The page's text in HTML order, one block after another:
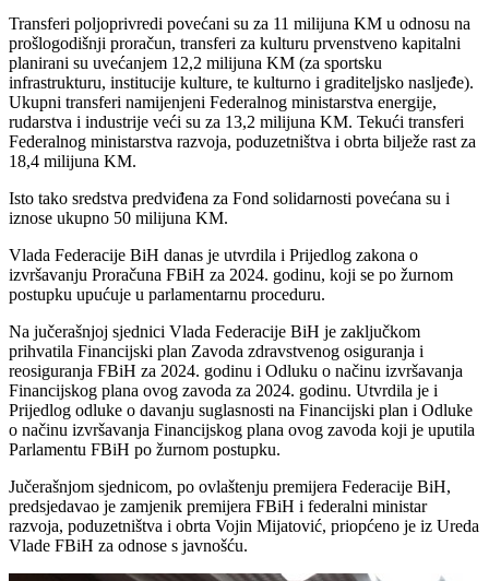
Transferi poljoprivredi povećani su za 11 milijuna KM u odnosu na
prošlogodišnji proračun, transferi za kulturu prvenstveno kapitalni
planirani su uvećanjem 12,2 milijuna KM (za sportsku
infrastrukturu, institucije kulture, te kulturno i graditeljsko nasljeđe).
Ukupni transferi namijenjeni Federalnog ministarstva energije,
rudarstva i industrije veći su za 13,2 milijuna KM. Tekući transferi
Federalnog ministarstva razvoja, poduzetništva i obrta bilježe rast za
18,4 milijuna KM.
Isto tako sredstva predviđena za Fond solidarnosti povećana su i
iznose ukupno 50 milijuna KM.
Vlada Federacije BiH danas je utvrdila i Prijedlog zakona o
izvršavanju Proračuna FBiH za 2024. godinu, koji se po žurnom
postupku upućuje u parlamentarnu proceduru.
Na jučerašnjoj sjednici Vlada Federacije BiH je zaključkom
prihvatila Financijski plan Zavoda zdravstvenog osiguranja i
reosiguranja FBiH za 2024. godinu i Odluku o načinu izvršavanja
Financijskog plana ovog zavoda za 2024. godinu. Utvrdila je i
Prijedlog odluke o davanju suglasnosti na Financijski plan i Odluke
o načinu izvršavanja Financijskog plana ovog zavoda koji je uputila
Parlamentu FBiH po žurnom postupku.
Jučerašnjom sjednicom, po ovlaštenju premijera Federacije BiH,
predsjedavao je zamjenik premijera FBiH i federalni ministar
razvoja, poduzetništva i obrta Vojin Mijatović, priopćeno je iz Ureda
Vlade FBiH za odnose s javnošću.